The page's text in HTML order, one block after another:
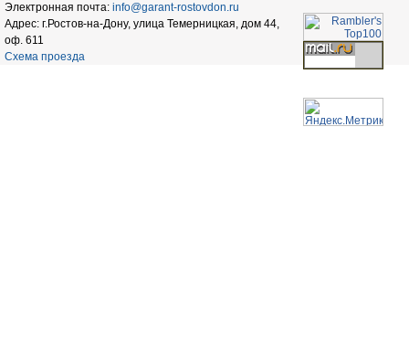
Электронная почта: info@garant-rostovdon.ru
Адрес: г.Ростов-на-Дону, улица Темерницкая, дом 44,
оф. 611
Схема проезда